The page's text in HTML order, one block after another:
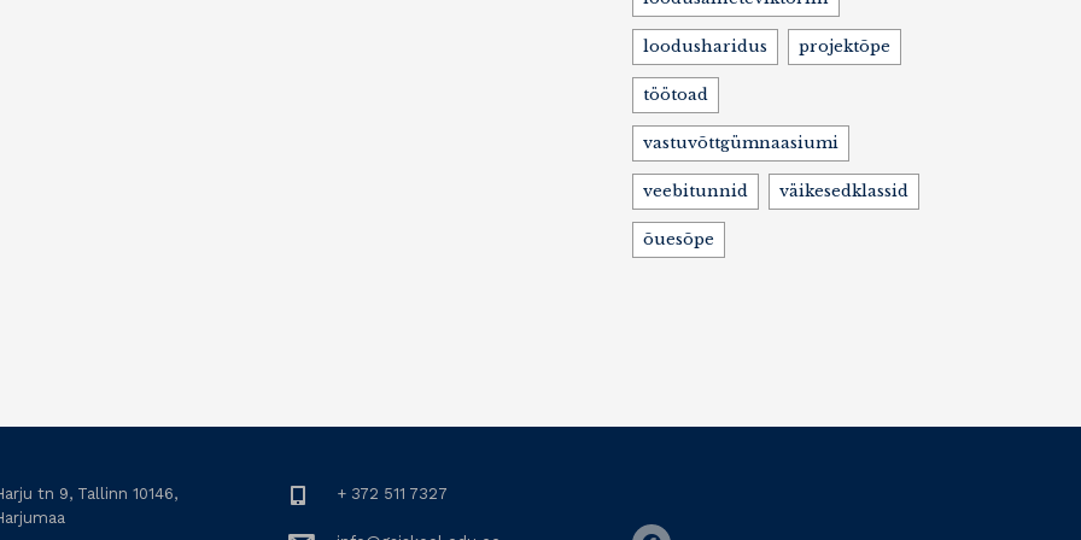
loodusharidus projektõpe
töötoad
vastuvõttgümnaasiumi
veebitunnid väikesedklassid
õuesõpe
tn 9, Tallinn 10146,
+ 372 511 7327